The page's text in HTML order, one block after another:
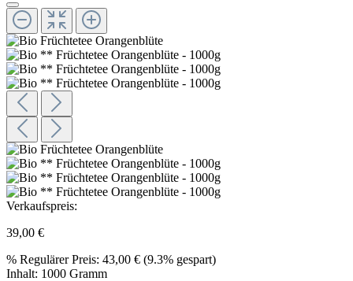
Verkaufspreis:
39,00 €
% Regulärer Preis: 43,00 € (9.3% gespart)
Inhalt: 1000 Gramm